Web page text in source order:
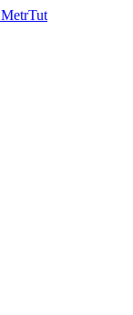
MetrTut